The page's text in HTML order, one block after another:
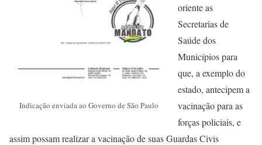
Indicação enviada ao Governo de São Paulo
oriente as
Secretarias de
Saúde dos
Municípios para
que, a exemplo do
estado, antecipem a
vacinação para as
forças policiais, e
assim possam realizar a vacinação de suas Guardas Civis